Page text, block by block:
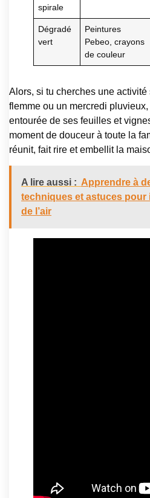
spirale
Dégradé
vert
Peintures
Pebeo, crayons
de couleur
Alors, si tu cherches une
flemme ou un mercredi
entourée de ses feuilles et
moment de douceur à toute la
réunit, fait rire et embellit la
A lire aussi : Apprendre à
techniques et astuces pour
de l’air